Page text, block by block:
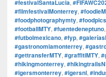
#festivalSantaLucia,
#filmfestivalMonterrey,
#foodphotographymty,
#footballMTY, #fuentedeneptuno,
#futbolmexicano, #fyp,
#gastronomiamonterrey,
#gettransferMTY, #graffitiMTY,
#hikingmonterrey,
#igersmonterrey, #igersnl,